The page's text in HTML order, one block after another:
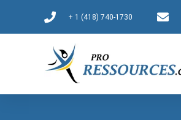
+ 1 (418) 740-1730